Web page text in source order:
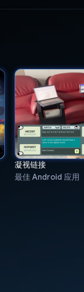
凝视链接
最佳 Android 应用